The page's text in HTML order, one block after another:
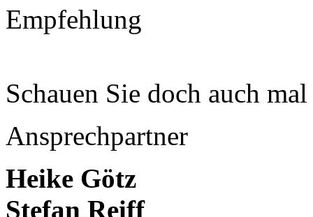
Empfehlung
Schauen Sie doch auch
Ansprechpartner
Heike Götz
Stefan Reiff